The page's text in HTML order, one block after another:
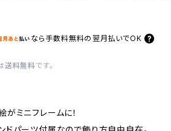
なら 手数料無料の 翌月払いでOK
送料無料です。
がミニフレームに！